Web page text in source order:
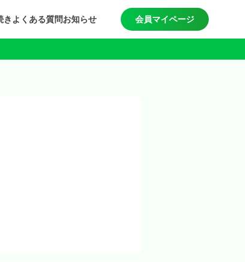
き よくある質問お知らせ 会員マイページ